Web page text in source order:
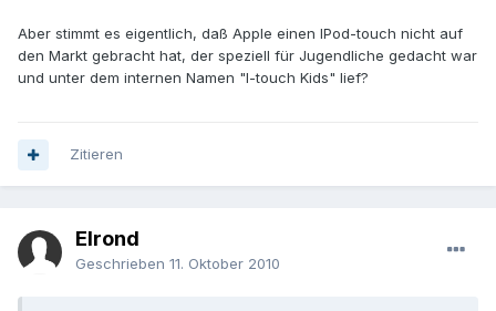
Aber stimmt es eigentlich, daß Apple einen IPod-touch nicht auf
den Markt gebracht hat, der speziell für Jugendliche gedacht war
und unter dem internen Namen "I-touch Kids" lief?
Zitieren
Elrond
Geschrieben 11. Oktober 2010